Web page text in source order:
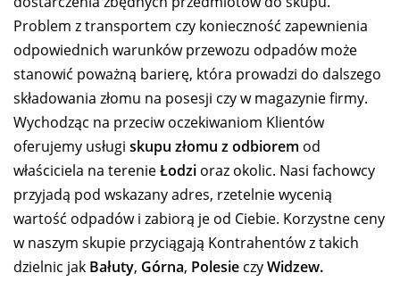
Problem z transportem czy konieczność zapewnienia
odpowiednich warunków przewozu odpadów może
stanowić poważną barierę, która prowadzi do dalszego
składowania złomu na posesji czy w magazynie firmy.
Wychodząc na przeciw oczekiwaniom Klientów
oferujemy usługi skupu złomu z odbiorem od
właściciela na terenieŁodzi oraz okolic. Nasi fachowcy
przyjadą pod wskazany adres, rzetelnie wycenią
wartość odpadów i zabiorą je od Ciebie. Korzystne ceny
w naszym skupie przyciągają Kontrahentów z takich
dzielnic jak Bałuty, Górna, Polesie czyWidzew.